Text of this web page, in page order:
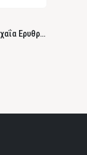
Νέα Δρυς Cabernet 2006 Π.Γ.Ε. Αχαΐα Ερυθρός Ξηρός